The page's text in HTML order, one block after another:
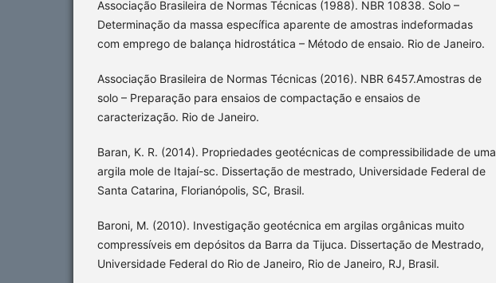
Associação Brasileira de Normas Técnicas (1988). NBR 10838. Solo –
Determinação da massa específica aparente de amostras indeformadas
com emprego de balança hidrostática – Método de ensaio. Rio de Janeiro.
Associação Brasileira de Normas Técnicas (2016). NBR 6457.Amostras de
solo – Preparação para ensaios de compactação e ensaios de
caracterização. Rio de Janeiro.
Baran, K. R. (2014). Propriedades geotécnicas de compressibilidade de uma
argila mole de Itajaí-sc. Dissertação de mestrado, Universidade Federal de
Santa Catarina, Florianópolis, SC, Brasil.
Baroni, M. (2010). Investigação geotécnica em argilas orgânicas muito
compressíveis em depósitos da Barra da Tijuca. Dissertação de Mestrado,
Universidade Federal do Rio de Janeiro, Rio de Janeiro, RJ, Brasil.